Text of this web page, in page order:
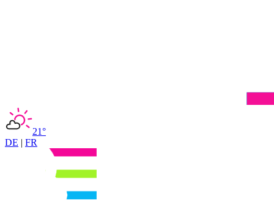
21°
DE | FR